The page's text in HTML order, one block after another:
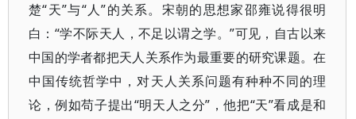
楚“天”与“人”的关系。宋朝的思想家邵雍说得很明
白：“学不际天人，不足以谓之学。”可见，自古以来
中国的学者都把天人关系作为最重要的研究课题。在
中国传统哲学中，对天人关系问题有种种不同的理
论，例如苟子提出“明天人之分”，他把“天”看成是和